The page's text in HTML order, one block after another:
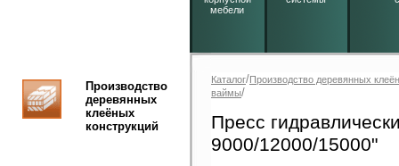
мебели
Производство
деревянных
клеёных
конструкций
Каталог/Производство деревянных
ваймы/
Пресс
9000/12000/15000"